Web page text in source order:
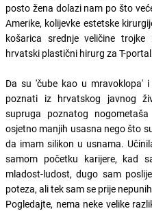
posto žena dolazi nam po što
Amerike, kolijevke estetske
košarica srednje veličine
hrvatski plastični hirurg za T-
Da su 'čube kao u mravoklopa'
poznati iz hrvatskog javnog
supruga poznatog
osjetno manjih usasna nego što
da imam silikon u usnama.
samom početku karijere, kad
mladost-ludost, dugo sam
poteza, ali tek sam se prije
Pogledajte, nema neke velike